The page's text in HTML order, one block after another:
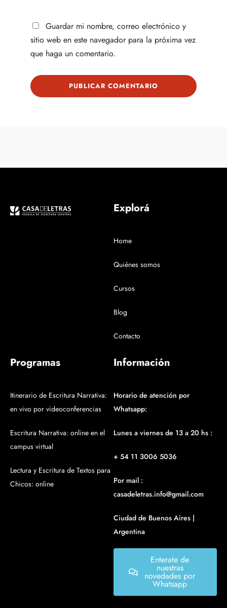
Guardar mi nombre, correo electrónico y
sitio web en este navegador para la próxima vez
que haga un comentario.
Explorá
Home
Quiénes somos
Cursos
Blog
Contacto
Programas
Itinerario de Escritura Narrativa:
en vivo por videoconferencias
Escritura Narrativa: online en el
campus virtual
Lectura y Escritura de Textos para
Chicos: online
Información
Horario de atención por
Whatsapp:
Lunes a viernes de 13 a 20 hs :
+ 54 11 3006 5036
Por mail :
casadeletras.info@gmail.com
Ciudad de Buenos Aires |
Argentina
Enterate de
nuestras
novedades por
Whatsapp